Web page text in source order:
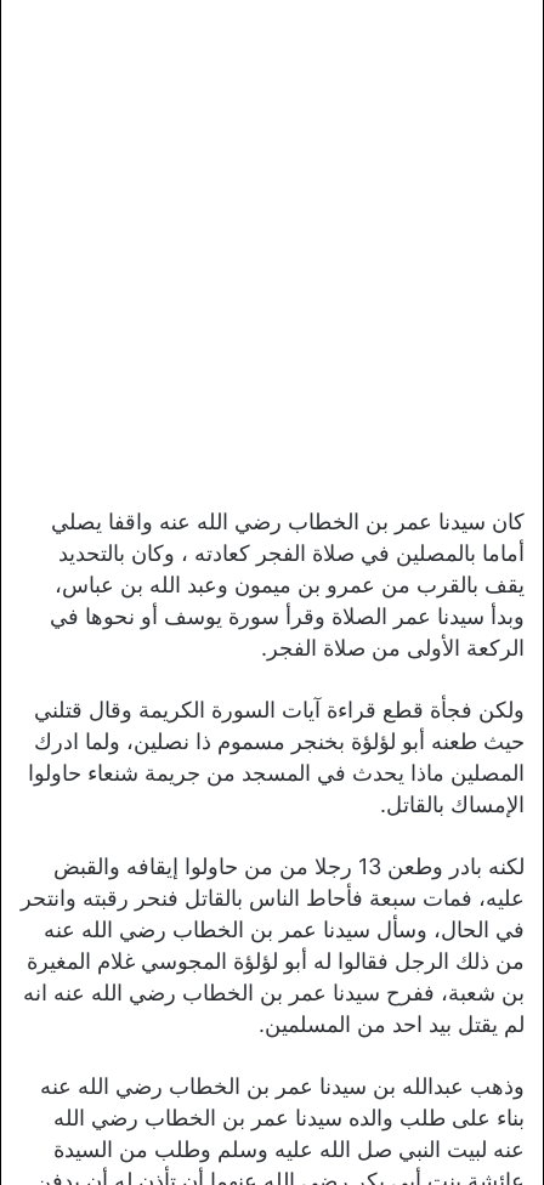
كان سيدنا عمر بن الخطاب رضي الله عنه واقفا يصلي
أماما بالمصلين في صلاة الفجر كعادته ، وكان بالتحديد
يقف بالقرب من عمرو بن ميمون وعبد الله بن عباس،
وبدأ سيدنا عمر الصلاة وقرأ سورة يوسف أو نحوها في
الركعة الأولى من صلاة الفجر.
ولكن فجأة قطع قراءة آيات السورة الكريمة وقال قتلني
حيث طعنه أبو لؤلؤة بخنجر مسموم ذا نصلين، ولما ادرك
المصلين ماذا يحدث في المسجد من جريمة شنعاء حاولوا
الإمساك بالقاتل.
لكنه بادر وطعن 13 رجلا من من حاولوا إيقافه والقبض
عليه، فمات سبعة فأحاط الناس بالقاتل فنحر رقبته وانتحر
في الحال، وسأل سيدنا عمر بن الخطاب رضي الله عنه
من ذلك الرجل فقالوا له أبو لؤلؤة المجوسي غلام المغيرة
بن شعبة، ففرح سيدنا عمر بن الخطاب رضي الله عنه انه
لم يقتل بيد احد من المسلمين.
وذهب عبدالله بن سيدنا عمر بن الخطاب رضي الله عنه
بناء على طلب والده سيدنا عمر بن الخطاب رضي الله
عنه لبيت النبي صل الله عليه وسلم وطلب من السيدة